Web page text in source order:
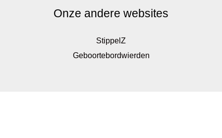
Onze andere websites
StippelZ
Geboortebordwierden